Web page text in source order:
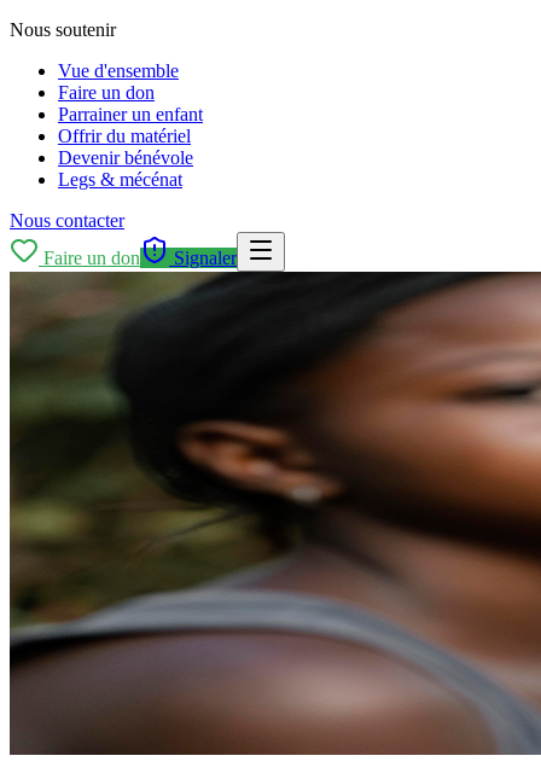
Nous soutenir
Vue d'ensemble
Faire un don
Parrainer un enfant
Offrir du matériel
Devenir bénévole
Legs & mécénat
Nous contacter
Faire un don
Signaler